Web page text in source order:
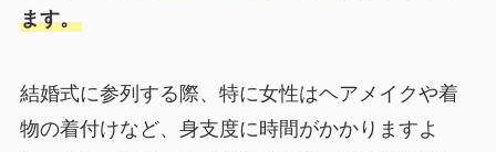
ます。
結婚式に参列する際、特に女性はヘアメイクや着
物の着付けなど、身支度に時間がかかりますよ